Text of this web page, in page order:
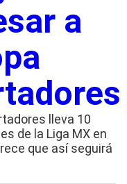
a
lleva 10
de la Liga MX en
que así seguirá